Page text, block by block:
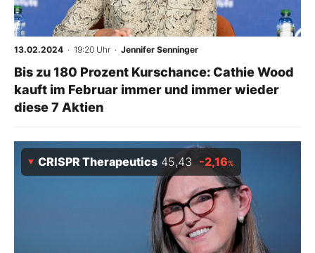
13.02.2024 · 19:20 Uhr · Jennifer Senninger
Bis zu 180 Prozent Kurschance: Cathie Wood
kauft im Februar immer und immer wieder
diese 7 Aktien
CRISPR Therapeutics 45,43 -2,16%